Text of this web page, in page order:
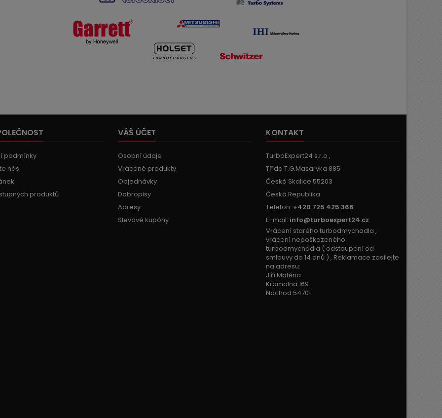
podmínky
nás
produktů
VÁŠ ÚČET
Osobní údaje
Vrácené produkty
Objednávky
Dobropisy
Adresy
Slevové kupóny
KONTAKT
TurboExpert24 s.r.o ,
Třída T.G.Masaryka 885
Česká Skalice 55203
Česká Republika
Telefon: +420 725 425 366
E-mail: info@turboexpert24.cz
Vrácení starého turbodmychadla ,
vrácení nepoškozeného
turbodmychadla ( odstoupení od
smlouvy do 14 dnů ) , Reklamace zasílejte
na adresu:
Jiří Matěna
Kramolna 169
Náchod 54701